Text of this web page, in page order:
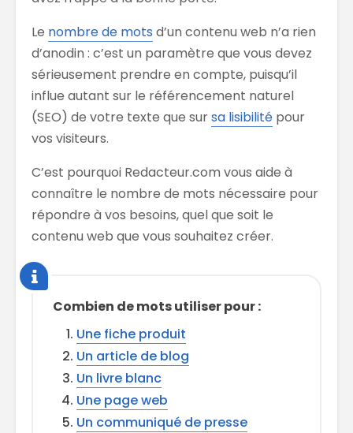
Le nombre de mots d’un contenu web n’a rien
d’anodin : c’est un paramètre que vous devez
sérieusement prendre en compte, puisqu’il
influe autant sur le référencement naturel
(SEO) de votre texte que sursa lisibilité pour
vos visiteurs.
C’est pourquoi Redacteur.com vous aide à
connaître le nombre de mots nécessaire pour
répondre à vos besoins, quel que soit le
contenu web que vous souhaitez créer.
Combien de mots utiliser pour :
Une fiche produit
Un article de blog
Un livre blanc
Une page web
Un communiqué de presse